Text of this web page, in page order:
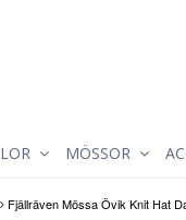
Fjällräven Mössa Övik Knit Hat
MÖSSOR